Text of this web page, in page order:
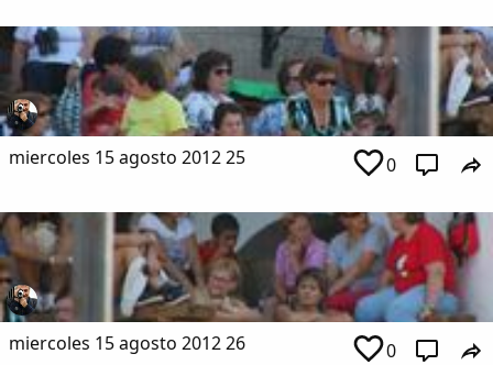
miercoles 15 agosto 2012 25 0
miercoles 15 agosto 2012 26 0